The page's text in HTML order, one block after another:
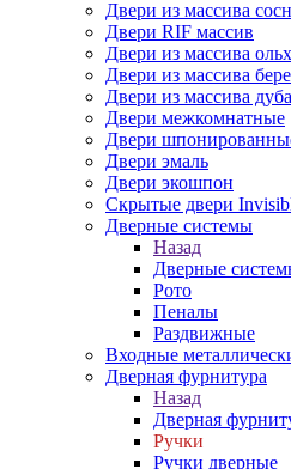
Двери из массива
Двери RIF массив
Двери из массива
Двери из массива
Двери из массива дуба
Двери межкомнатные
Двери
Двери эмаль
Двери экошпон
Скрытые двери
Дверные системы
Назад
Дверные
Рото
Пеналы
Раздвижные
Входные
Дверная фурнитура
Назад
Дверная
Ручки
Ручки дверные